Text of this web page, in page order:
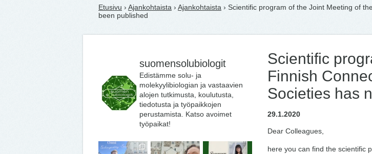
Etusivu › Ajankohtaista › Ajankohtaista › Scientific program of the Joint Meeting of
been published
suomensolubiologit
Edistämme solu- ja
molekyylibiologian ja vastaavien
alojen tutkimusta, koulutusta,
tiedotusta ja työpaikkojen
perustamista. Katso avoimet
työpaikat!
Scientific
Finnish
Societies has
29.1.2020
Dear Colleagues,
here you can find the scientific